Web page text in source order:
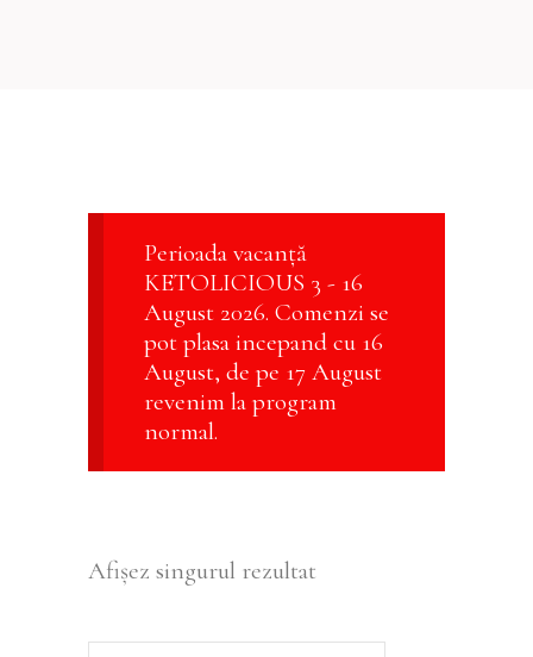
Perioada vacanță
KETOLICIOUS 3 - 16
August 2026. Comenzi se
pot plasa incepand cu 16
August, de pe 17 August
revenim la program
normal.
Afișez singurul rezultat